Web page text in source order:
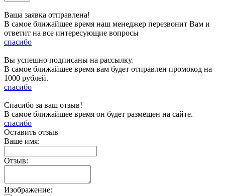
Ваша заявка отправлена!
В самое ближайшее время наш менеджер перезвонит Вам и
ответит на все интересующие вопросы
спасибо
Вы успешно подписаны на рассылку.
В самое ближайшее время вам будет отправлен промокод на
1000 рублей.
спасибо
Спасибо за ваш отзыв!
В самое ближайшее время он будет размещен на сайте.
спасибо
Оставить отзыв
Ваше имя:
Отзыв:
Изображение: